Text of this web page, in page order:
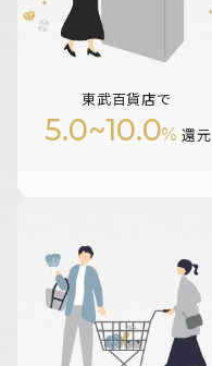
東武百貨店で
5.0~10.0% 還元